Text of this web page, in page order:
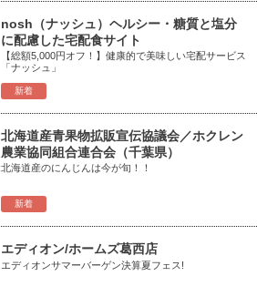
新着
nosh（ナッシュ）ヘルシー・糖質と塩分
に配慮した宅配食サイト
【総額5,000円オフ！】健康的で美味しい宅配サービス
「ナッシュ」
新着
北海道産青果物拡販宣伝協議会／ホクレン
農業協同組合連合会（千葉県）
北海道産のにんじんは今が旬！！
エディオン/ホームズ葛西店
エディオンサマーバーゲン決算夏フェス!